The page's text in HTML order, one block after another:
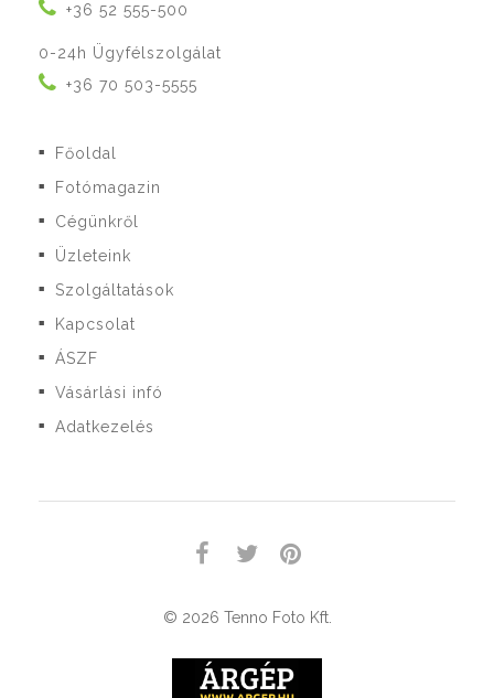
+36 52 555-500
0-24h Ügyfélszolgálat
+36 70 503-5555
■ Főoldal
■ Fotómagazin
■ Cégünkről
■ Üzleteink
■ Szolgáltatások
■ Kapcsolat
■ ÁSZF
■ Vásárlási infó
■ Adatkezelés
© 2026 Tenno Foto Kft.